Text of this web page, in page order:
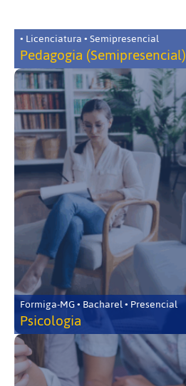
• Licenciatura • Semipresencial
Pedagogia (Semipresencial)
Formiga-MG • Bacharel • Presencial
Psicologia